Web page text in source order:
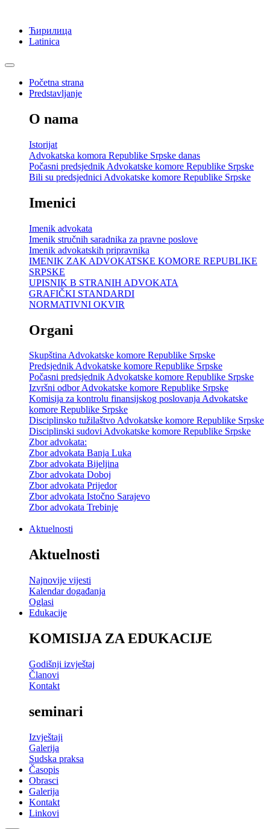
Ћирилица
Latinica
Početna strana
Predstavljanje
O nama
Istorijat
Advokatska komora Republike Srpske danas
Počasni predsjednik Advokatske komore Republike Srpske
Bili su predsjednici Advokatske komore Republike Srpske
Imenici
Imenik advokata
Imenik stručnih saradnika za pravne poslove
Imenik advokatskih pripravnika
IMENIK ZAK ADVOKATSKE KOMORE REPUBLIKE
SRPSKE
UPISNIK B STRANIH ADVOKATA
GRAFIČKI STANDARDI
NORMATIVNI OKVIR
Organi
Skupština Advokatske komore Republike Srpske
Predsjednik Advokatske komore Republike Srpske
Počasni predsjednik Advokatske komore Republike Srpske
Izvršni odbor Advokatske komore Republike Srpske
Komisija za kontrolu finansijskog poslovanja Advokatske
komore Republike Srpske
Disciplinsko tužilaštvo Advokatske komore Republike Srpske
Disciplinski sudovi Advokatske komore Republike Srpske
Zbor advokata:
Zbor advokata Banja Luka
Zbor advokata Bijeljina
Zbor advokata Doboj
Zbor advokata Prijedor
Zbor advokata Istočno Sarajevo
Zbor advokata Trebinje
Aktuelnosti
Aktuelnosti
Najnovije vijesti
Kalendar događanja
Oglasi
Edukacije
KOMISIJA ZA EDUKACIJE
Godišnji izvještaj
Članovi
Kontakt
seminari
Izvještaji
Galerija
Sudska praksa
Časopis
Obrasci
Galerija
Kontakt
Linkovi